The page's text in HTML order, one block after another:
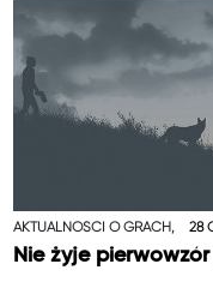
AKTUALNOŚCI O GRACH, 28
Nie żyje